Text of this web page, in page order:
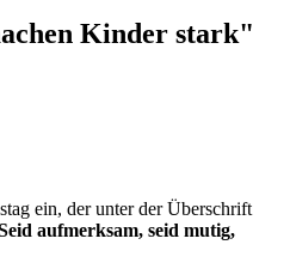
Kinder stark"
ein, der unter der Überschrift
aufmerksam, seid mutig,